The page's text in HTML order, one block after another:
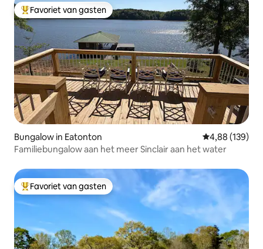
Topfavoriet van gasten
Favoriet van gasten
Bungalow in Eatonton Gemiddelde
4,88 (139)
Familiebungalow aan het meer Sinclair aan het water
Topfavoriet van gasten
Favoriet van gasten